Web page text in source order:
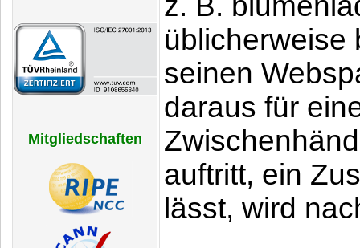
Mitgliedschaften
üblicherweise
seinen
daraus für
auftritt, ein
lässt, wird